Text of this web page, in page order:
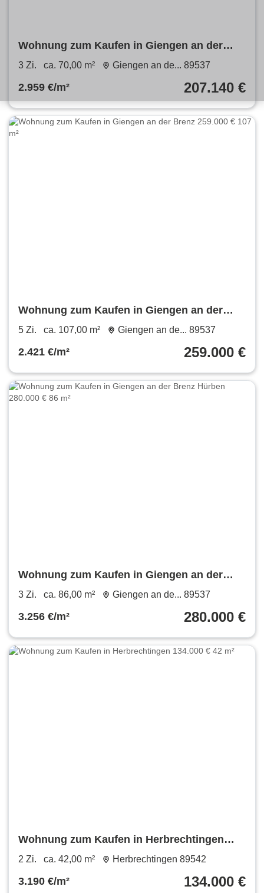
Wohnung zum Kaufen in Giengen an der
Brenz 207.140 € 70 m²
3 Zi. ca. 70,00 m² Giengen an de... 89537
2.959 €/m² 207.140 €
Wohnung zum Kaufen in Giengen an der
Brenz 259.000 € 107 m²
5 Zi. ca. 107,00 m² Giengen an de... 89537
2.421 €/m² 259.000 €
Wohnung zum Kaufen in Giengen an der
Brenz Hürben 280.000 € 86 m²
3 Zi. ca. 86,00 m² Giengen an de... 89537
3.256 €/m² 280.000 €
Wohnung zum Kaufen in Herbrechtingen
134.000 € 42 m²
2 Zi. ca. 42,00 m² Herbrechtingen 89542
3.190 €/m² 134.000 €